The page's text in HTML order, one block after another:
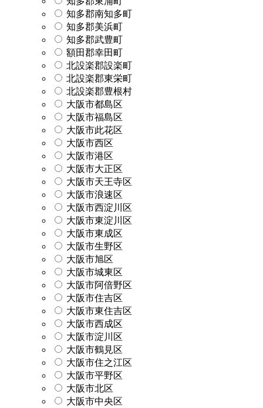
知多郡南知多町
知多郡美浜町
知多郡武豊町
額田郡幸田町
北設楽郡設楽町
北設楽郡東栄町
北設楽郡豊根村
大阪市都島区
大阪市福島区
大阪市此花区
大阪市西区
大阪市港区
大阪市大正区
大阪市天王寺区
大阪市浪速区
大阪市西淀川区
大阪市東淀川区
大阪市東成区
大阪市生野区
大阪市旭区
大阪市城東区
大阪市阿倍野区
大阪市住吉区
大阪市東住吉区
大阪市西成区
大阪市淀川区
大阪市鶴見区
大阪市住之江区
大阪市平野区
大阪市北区
大阪市中央区